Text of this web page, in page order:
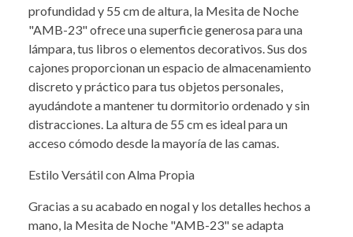
profundidad y 55 cm de altura, la Mesita de Noche
"AMB-23" ofrece una superficie generosa para una
lámpara, tus libros o elementos decorativos. Sus dos
cajones proporcionan un espacio de almacenamiento
discreto y práctico para tus objetos personales,
ayudándote a mantener tu dormitorio ordenado y sin
distracciones. La altura de 55 cm es ideal para un
acceso cómodo desde la mayoría de las camas.
Estilo Versátil con Alma Propia
Gracias a su acabado en nogal y los detalles hechos a
mano, la Mesita de Noche "AMB-23" se adapta